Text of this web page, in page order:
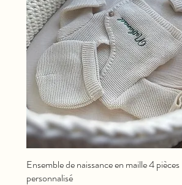
Ensemble de naissance en maille 4 pièces
personnalisé